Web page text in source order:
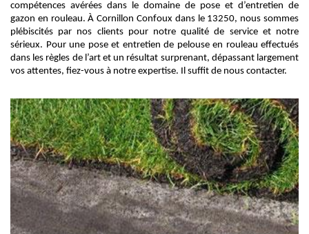
compétences avérées dans le domaine de pose et d’entretien de
gazon en rouleau. À Cornillon Confoux dans le 13250, nous sommes
plébiscités par nos clients pour notre qualité de service et notre
sérieux. Pour une pose et entretien de pelouse en rouleau effectués
dans les règles de l’art et un résultat surprenant, dépassant largement
vos attentes, fiez-vous à notre expertise. Il suffit de nous contacter.